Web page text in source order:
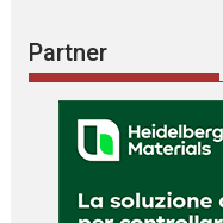
Partner